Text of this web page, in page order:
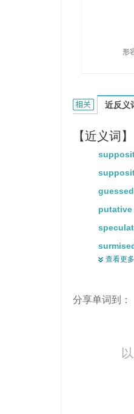
形
conjectural的
近反义
【近义词】
guessed
putative
reputed
查看更多
分享单词到：